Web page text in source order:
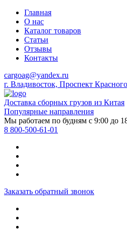
Главная
О нас
Каталог товаров
Статьи
Отзывы
Контакты
cargoag@yandex.ru
г. Владивосток, Проспект
Доставка сборных грузов из Китая
Популярные направления
Мы работаем по будням с 9:00 до
8 800-500-61-01
Заказать обратный звонок